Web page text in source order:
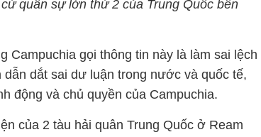
quân sự lớn thứ2 của Trung Quốc bên
Campuchia gọi thông tin này là làm sai lệch
dắt sai dư luận trong nước và quốc tế,
động và chủ quyền của Campuchia.
của 2 tàu hải quân Trung Quốc ở Ream